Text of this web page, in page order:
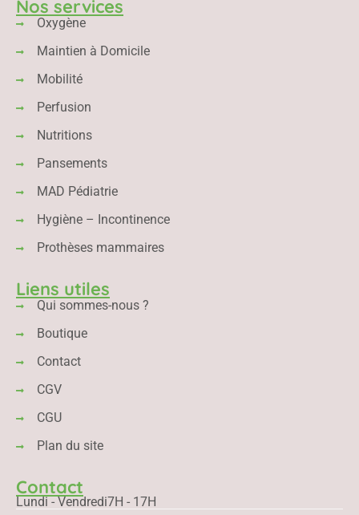
Nos services
Oxygène
Maintien à Domicile
Mobilité
Perfusion
Nutritions
Pansements
MAD Pédiatrie
Hygiène – Incontinence
Prothèses mammaires
Liens utiles
Qui sommes-nous ?
Boutique
Contact
CGV
CGU
Plan du site
Contact
Lundi - Vendredi7H - 17H